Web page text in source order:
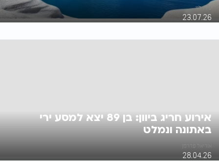
עידו לוי
23.07.26
אירוע חריג ביוון: בן 89 יצא למסע ירי
באתונה ונמלט
אוריאל פדרמן
28.04.26